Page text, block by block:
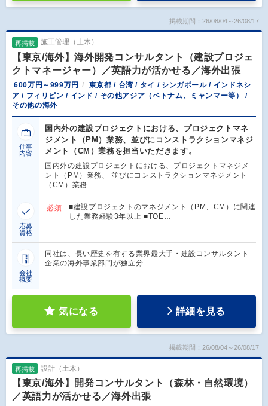
掲載期間：26/08/04～26/08/17
再掲載 施工管理（土木）
【東京/海外】海外開発コンサルタント（建設プロジェ
クトマネージャー）／英語力が活かせる／海外出張
600万円～999万円
東京都 / 台湾 / タイ / シンガポール / インドネシ
ア / フィリピン / インド / その他アジア（ベトナム、ミャンマー等） /
その他の海外
仕事
内容
国内外の建設プロジェクトにおける、プロジェクトマネ
ジメント（PM）業務、並びにコンストラクションマネジ
メント（CM）業務を担当いただきます。
国内外の建設プロジェクトにおける、プロジェクトマネジメ
ント（PM）業務、 並びにコンストラクションマネジメント
（CM）業務…
応募
資格
必須
■建設プロジェクトのマネジメント（PM、CM）に関連
した業務経験3年以上 ■TOE…
会社
概要
同社は、長い歴史を有する業界最大手・建設コンサルタント
企業の海外事業部門が独立分…
気になる 詳細を見る
掲載期間：26/08/04～26/08/17
再掲載 設計（土木）
【東京/海外】開発コンサルタント（森林・自然環境）
／英語力が活かせる／海外出張